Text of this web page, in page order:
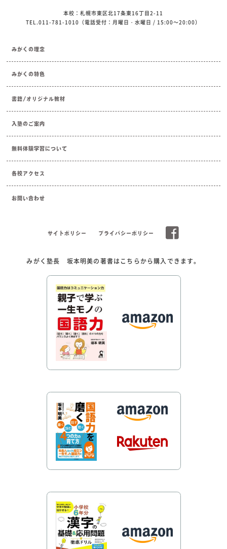
本校：札幌市東区北17条東16丁目2-11
TEL.011-781-1010（電話受付：月曜日・水曜日 / 15:00～20:00）
みがくの理念
みがくの特色
書籍/オリジナル教材
入塾のご案内
無料体験学習について
各校アクセス
お問い合わせ
サイトポリシー プライバシーポリシー
みがく塾長 坂本明美の著書はこちらから購入できます。